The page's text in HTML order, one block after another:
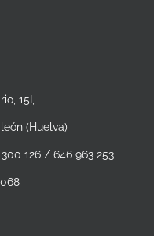
15I,
(Huelva)
126 / 646 963 253